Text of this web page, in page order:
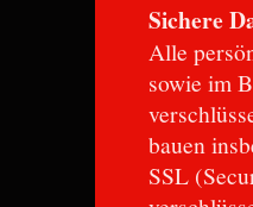
Sichere
Alle
sowie im
bauen
SSL